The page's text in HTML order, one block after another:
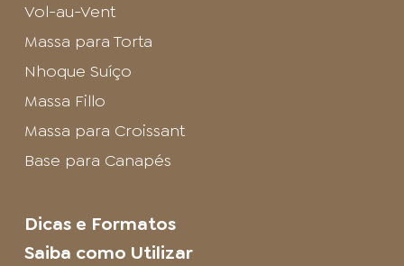
Vol-au-Vent
Massa para Torta
Nhoque Suíço
Massa Fillo
Massa para Croissant
Base para Canapés
Dicas e Formatos
Saiba como Utilizar